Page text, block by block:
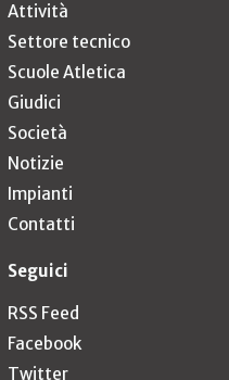
Attività
Settore tecnico
Scuole Atletica
Giudici
Società
Notizie
Impianti
Contatti
Seguici
RSS Feed
Facebook
Twitter